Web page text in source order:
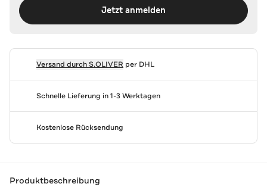
Jetzt anmelden
Versand durchS.OLIVER per DHL
Schnelle Lieferung in 1-3 Werktagen
Kostenlose Rücksendung
Produktbeschreibung